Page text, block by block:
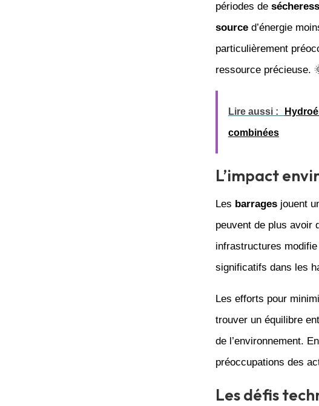
périodes de
sourced’énergie
particulièrement
ressource précieuse.
Lire aussi :
combinées
L’impact
Les barragesjouent
peuvent de plus avoir
infrastructures
significatifs dans les
Les efforts pour
trouver un équilibre
de l’environnement.
préoccupations des
Les défis